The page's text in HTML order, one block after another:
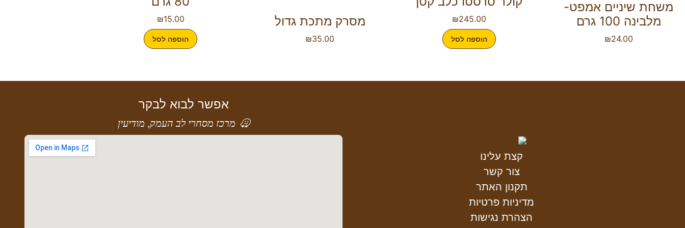
משחת שיניים אמפט-
מלבינה 100 גרם
₪24.00
₪245.00
הוספה לסל
מסרק מתכת גדול
₪35.00
₪15.00
הוספה לסל
קצת עלינו
צור קשר
תקנון האתר
מדיניות פרטיות
הצהרת נגישות
אפשר לבוא לבקר
מרכז מסחרי לב העמק, מודיעין